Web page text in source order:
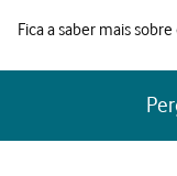
Fica a saber mais